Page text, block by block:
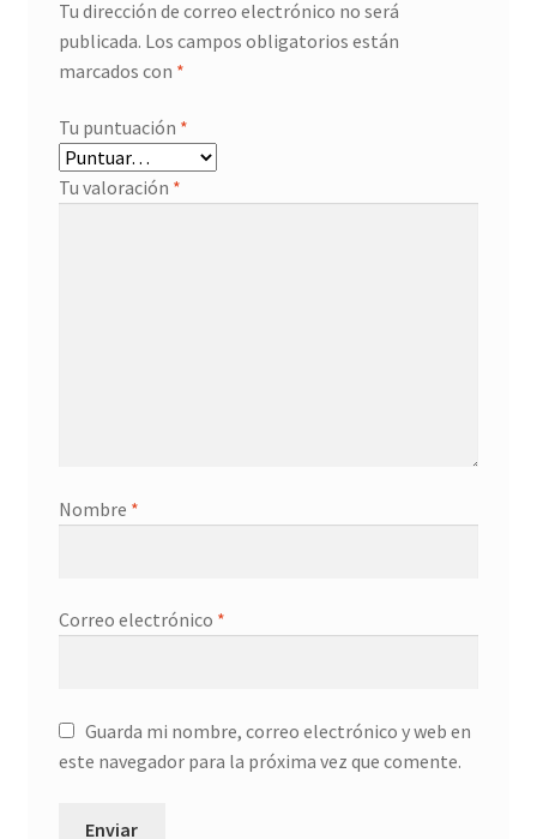
Tu dirección de correo electrónico no será
publicada. Los campos obligatorios están
marcados con *
Tu puntuación *
Tu valoración *
Nombre *
Correo electrónico *
Guarda mi nombre, correo electrónico y web en
este navegador para la próxima vez que comente.